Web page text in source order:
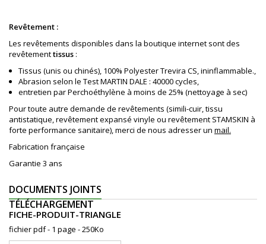
Revêtement :
Les revêtements disponibles dans la boutique internet sont des
revêtementtissus :
Tissus (unis ou chinés), 100% Polyester Trevira CS, ininflammable.,
Abrasion selon le Test MARTIN DALE : 40000 cycles,
entretien par Perchoéthylène à moins de 25% (nettoyage à sec)
Pour toute autre demande de revêtements (simili-cuir, tissu
antistatique, revêtement expansé vinyle ou revêtement STAMSKIN à
forte performance sanitaire), merci de nous adresser un mail.
Fabrication française
Garantie 3 ans
DOCUMENTS JOINTS
TÉLÉCHARGEMENT
FICHE-PRODUIT-TRIANGLE
fichier pdf - 1 page - 250Ko